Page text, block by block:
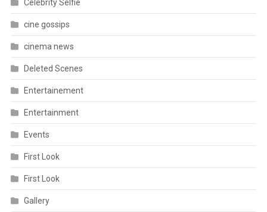
Celebrity Selfie
cine gossips
cinema news
Deleted Scenes
Entertainement
Entertainment
Events
First Look
First Look
Gallery